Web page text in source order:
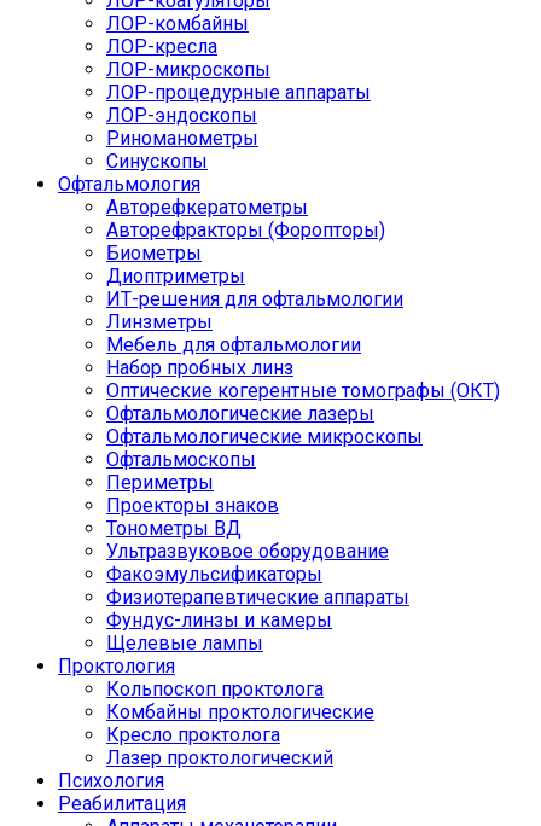
ЛОР-комбайны
ЛОР-кресла
ЛОР-микроскопы
ЛОР-процедурные аппараты
ЛОР-эндоскопы
Риноманометры
Синускопы
Офтальмология
Авторефкератометры
Авторефракторы (Форопторы)
Биометры
Диоптриметры
ИТ-решения для офтальмологии
Линзметры
Мебель для офтальмологии
Набор пробных линз
Оптические когерентные томографы (ОКТ)
Офтальмологические лазеры
Офтальмологические микроскопы
Офтальмоскопы
Периметры
Проекторы знаков
Тонометры ВД
Ультразвуковое оборудование
Факоэмульсификаторы
Физиотерапевтические аппараты
Фундус-линзы и камеры
Щелевые лампы
Проктология
Кольпоскоп проктолога
Комбайны проктологические
Кресло проктолога
Лазер проктологический
Психология
Реабилитация